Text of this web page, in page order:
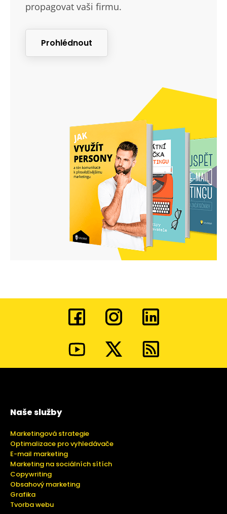
propagovat vaši firmu.
Prohlédnout
Naše služby
Marketingová strategie
Optimalizace pro vyhledávače
E-mail marketing
Marketing na sociálních sítích
Copywriting
Obsahový marketing
Grafika
Tvorba webu